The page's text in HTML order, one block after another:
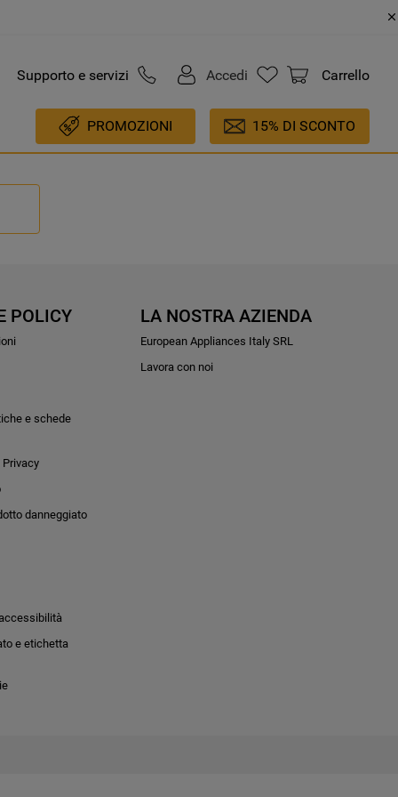
Supporto e servizi Accedi Carrello
PROMOZIONI 15% DI SCONTO
POLICY
e schede
danneggiato
e etichetta
LA NOSTRA AZIENDA
European Appliances Italy SRL
Lavora con noi